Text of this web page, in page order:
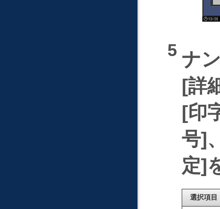
ナ
詳
印
号
定
選択項目